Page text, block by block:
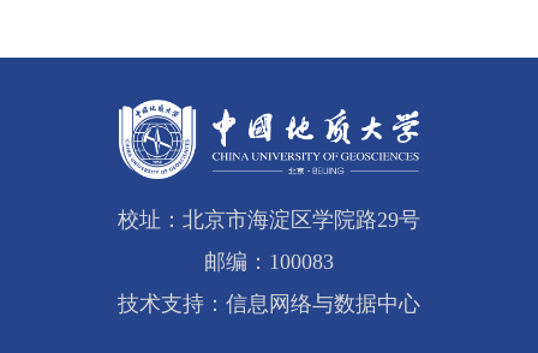
校址：北京市海淀区学院路29号
邮编：100083
技术支持：信息网络与数据中心